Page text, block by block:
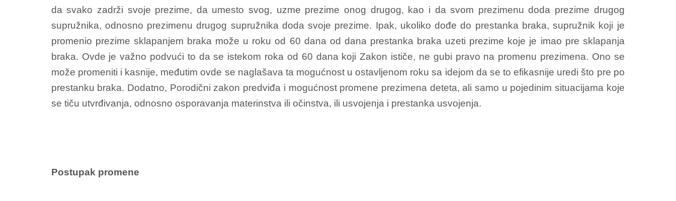
da svako zadrži svoje prezime, da umesto svog, uzme prezime onog drugog, kao i da svom prezimenu doda prezime drugog
supružnika, odnosno prezimenu drugog supružnika doda svoje prezime. Ipak, ukoliko dođe do prestanka braka, supružnik koji je
promenio prezime sklapanjem braka može u roku od 60 dana od dana prestanka braka uzeti prezime koje je imao pre sklapanja
braka. Ovde je važno podvući to da se istekom roka od 60 dana koji Zakon ističe, ne gubi pravo na promenu prezimena. Ono se
može promeniti i kasnije, međutim ovde se naglašava ta mogućnost u ostavljenom roku sa idejom da se to efikasnije uredi što pre po
prestanku braka. Dodatno, Porodični zakon predviđa i mogućnost promene prezimena deteta, ali samo u pojedinim situacijama koje
se tiču utvrđivanja, odnosno osporavanja materinstva ili očinstva, ili usvojenja i prestanka usvojenja.
Postupak promene